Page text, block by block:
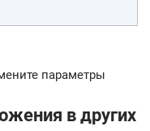
параметры
в других